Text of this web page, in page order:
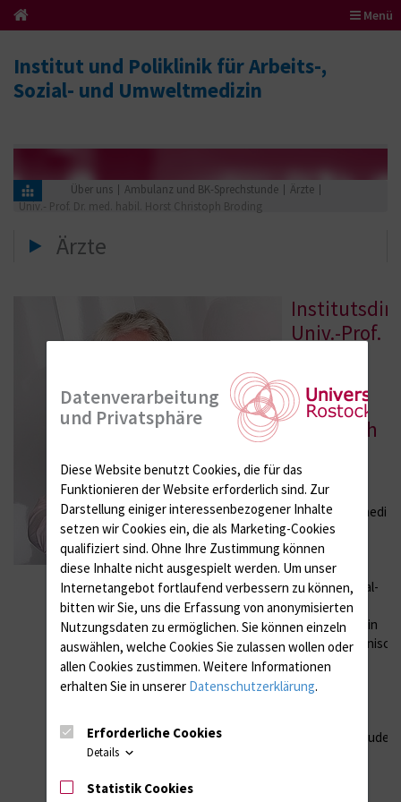
Menü
Institut und Poliklinik für Arbeits-,
Sozial- und Umweltmedizin
Über uns Ambulanz und BK-Sprechstunde
Ärzte
Univ.- Prof. Dr. med. habil. Horst Christoph Broding
Ärzte
Univ.-Prof.
habil.
Horst
Christoph
Büro:
Rostock
Institut und
Poliklinik für
Arbeits-, Sozial-
und
Umweltmedizin
Ambulanz
St.-Georg-Str.
108 / 18055
Institutsgebäude
Datenverarbeitung
und Privatsphäre
Diese Website benutzt Cookies, die für das
Funktionieren der Website erforderlich sind. Zur
Darstellung einiger interessenbezogener Inhalte
setzen wir Cookies ein, die als Marketing-Cookies
qualifiziert sind. Ohne Ihre Zustimmung können
diese Inhalte nicht ausgespielt werden. Um unser
Internetangebot fortlaufend verbessern zu können,
bitten wir Sie, uns die Erfassung von anonymisierten
Nutzungsdaten zu ermöglichen. Sie können einzeln
auswählen, welche Cookies Sie zulassen wollen oder
allen Cookies zustimmen. Weitere Informationen
erhalten Sie in unserer Datenschutzerklärung.
Erforderliche Cookies
Details
Statistik Cookies